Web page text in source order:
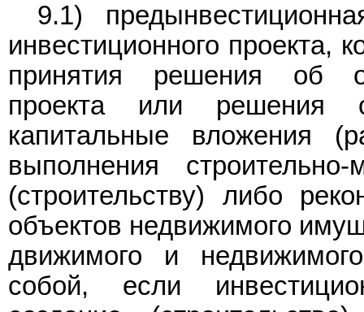
9.1)
инвестиционного проекта,
принятия решения об
проекта или решения
капитальные вложения
выполнения
(строительству) либо
объектов недвижимого
движимого и
собой, если